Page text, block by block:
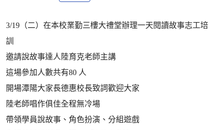
3/19（二）在本校業勤三樓大禮堂辦理一天閱讀故事志工培
訓
邀請說故事達人陸育克老師主講
這場參加人數共有80 人
開場潭陽大家長德惠校長致詞歡迎大家
陸老師唱作俱佳全程無冷場
帶領學員說故事、角色扮演、分組遊戲